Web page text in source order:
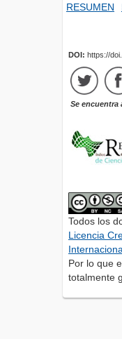
RESUMEN
DOI: https://
Se encuentra
Todos los
Licencia
Por lo que
totalmente